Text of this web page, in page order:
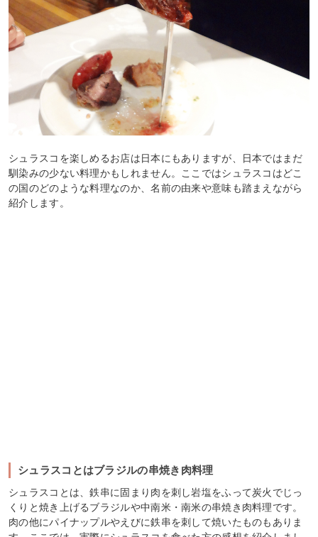
シュラスコを楽しめるお店は日本にもありますが、日本ではまだ
馴染みの少ない料理かもしれません。ここではシュラスコはどこ
の国のどのような料理なのか、名前の由来や意味も踏まえながら
紹介します。
シュラスコとはブラジルの串焼き肉料理
シュラスコとは、鉄串に固まり肉を刺し岩塩をふって炭火でじっ
くりと焼き上げるブラジルや中南米・南米の串焼き肉料理です。
肉の他にパイナップルやえびに鉄串を刺して焼いたものもありま